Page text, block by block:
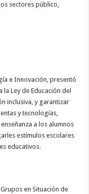
sectores público,
e Innovación, presentó
Ley de Educación del
inclusiva, y garantizar
y tecnologías,
a los alumnos
estímulos escolares
educativos.
en Situación de